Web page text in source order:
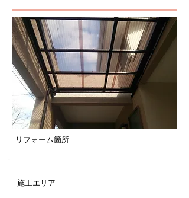
リフォーム箇所
-
施工エリア